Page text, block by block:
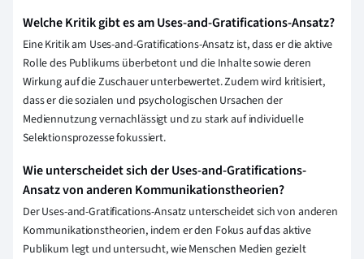
Welche Kritik gibt es am Uses-and-Gratifications-Ansatz?
Eine Kritik am Uses-and-Gratifications-Ansatz ist, dass er die aktive
Rolle des Publikums überbetont und die Inhalte sowie deren
Wirkung auf die Zuschauer unterbewertet. Zudem wird kritisiert,
dass er die sozialen und psychologischen Ursachen der
Mediennutzung vernachlässigt und zu stark auf individuelle
Selektionsprozesse fokussiert.
Wie unterscheidet sich der Uses-and-Gratifications-
Ansatz von anderen Kommunikationstheorien?
Der Uses-and-Gratifications-Ansatz unterscheidet sich von anderen
Kommunikationstheorien, indem er den Fokus auf das aktive
Publikum legt und untersucht, wie Menschen Medien gezielt